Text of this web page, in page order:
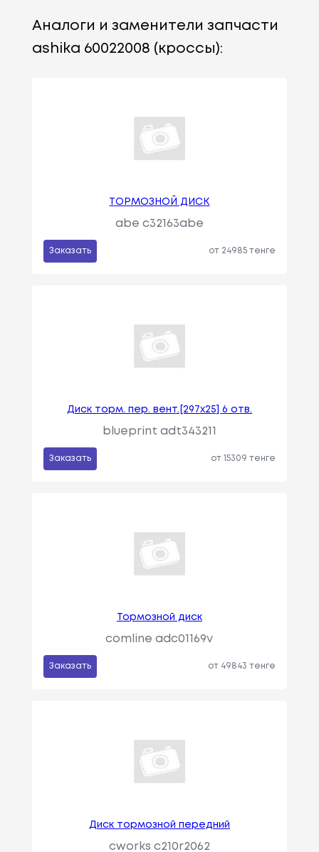
Аналоги и заменители запчасти
ashika 60022008 (кроссы):
ТОРМОЗНОЙ ДИСК
abe c32163abe
Заказать от 24985 тенге
Диск торм. пер. вент.[297x25] 6 отв.
blueprint adt343211
Заказать от 15309 тенге
Тормозной диск
comline adc01169v
Заказать от 49843 тенге
Диск тормозной передний
cworks c210r2062